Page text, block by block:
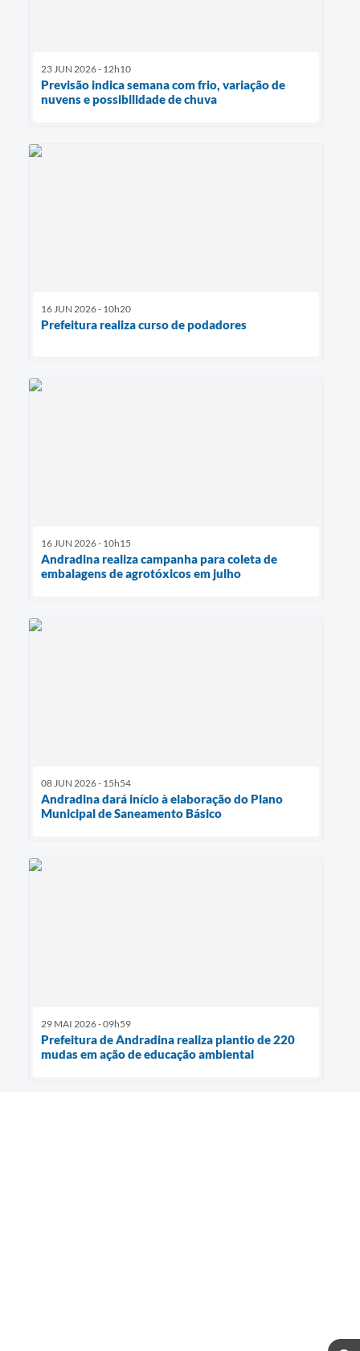
23 JUN 2026 - 12h10
Previsão indica semana com frio, variação de
nuvens e possibilidade de chuva
16 JUN 2026 - 10h20
Prefeitura realiza curso de podadores
16 JUN 2026 - 10h15
Andradina realiza campanha para coleta de
embalagens de agrotóxicos em julho
08 JUN 2026 - 15h54
Andradina dará início à elaboração do Plano
Municipal de Saneamento Básico
29 MAI 2026 - 09h59
Prefeitura de Andradina realiza plantio de 220
mudas em ação de educação ambiental